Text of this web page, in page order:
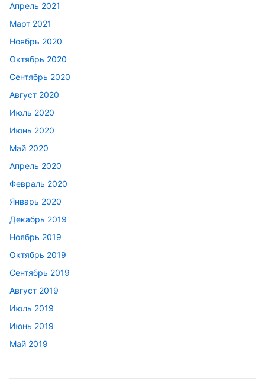
Апрель 2021
Март 2021
Ноябрь 2020
Октябрь 2020
Сентябрь 2020
Август 2020
Июль 2020
Июнь 2020
Май 2020
Апрель 2020
Февраль 2020
Январь 2020
Декабрь 2019
Ноябрь 2019
Октябрь 2019
Сентябрь 2019
Август 2019
Июль 2019
Июнь 2019
Май 2019